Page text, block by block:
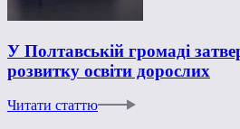
У Полтавській громаді
розвитку освіти дорослих
Читати статтю